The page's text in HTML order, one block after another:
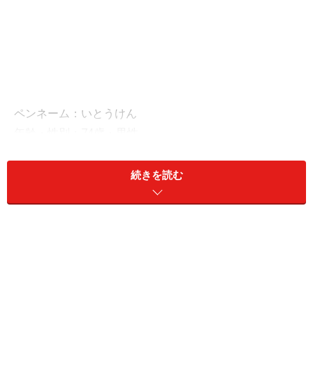
ペンネーム：いとうけん
住居形態：持ち家（マンションなどの共同住宅）
続きを読む